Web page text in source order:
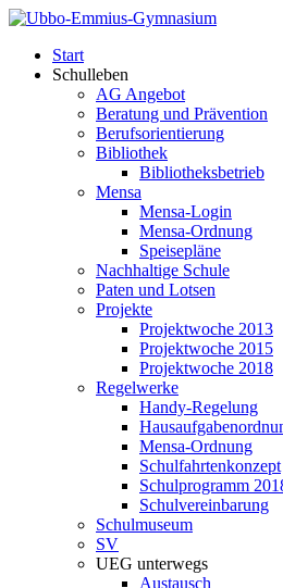
Start
Schulleben
AG Angebot
Beratung und Prävention
Berufsorientierung
Bibliothek
Bibliotheksbetrieb
Mensa
Mensa-Login
Mensa-Ordnung
Speisepläne
Nachhaltige Schule
Paten und Lotsen
Projekte
Projektwoche 2013
Projektwoche 2015
Projektwoche 2018
Regelwerke
Handy-Regelung
Mensa-Ordnung
Schulfahrtenkonzept
Schulprogramm
Schulvereinbarung
Schulmuseum
SV
UEG unterwegs
Austausch